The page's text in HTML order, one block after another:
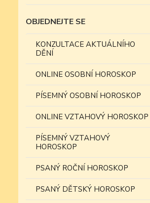
OBJEDNEJTE SE
KONZULTACE AKTUÁLNÍHO
DĚNÍ
ONLINE OSOBNÍ HOROSKOP
PÍSEMNÝ OSOBNÍ HOROSKOP
ONLINE VZTAHOVÝ HOROSKOP
PÍSEMNÝ VZTAHOVÝ
HOROSKOP
PSANÝ ROČNÍ HOROSKOP
PSANÝ DĚTSKÝ HOROSKOP